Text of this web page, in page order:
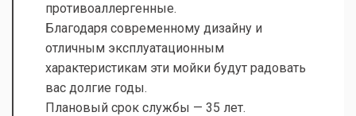
противоаллергенные.
Благодаря современному дизайну и
отличным эксплуатационным
характеристикам эти мойки будут радовать
вас долгие годы.
Плановый срок службы — 35 лет.